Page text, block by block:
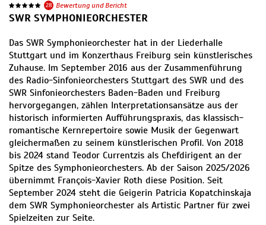
28 Bewertung und Bericht
SWR SYMPHONIEORCHESTER
Das SWR Symphonieorchester hat in der Liederhalle
Stuttgart und im Konzerthaus Freiburg sein künstlerisches
Zuhause. Im September 2016 aus der Zusammenführung
des Radio-Sinfonieorchesters Stuttgart des SWR und des
SWR Sinfonieorchesters Baden-Baden und Freiburg
hervorgegangen, zählen Interpretationsansätze aus der
historisch informierten Aufführungspraxis, das klassisch-
romantische Kernrepertoire sowie Musik der Gegenwart
gleichermaßen zu seinem künstlerischen Profil. Von 2018
bis 2024 stand Teodor Currentzis als Chefdirigent an der
Spitze des Symphonieorchesters. Ab der Saison 2025/2026
übernimmt François-Xavier Roth diese Position. Seit
September 2024 steht die Geigerin Patricia Kopatchinskaja
dem SWR Symphonieorchester als Artistic Partner für zwei
Spielzeiten zur Seite.